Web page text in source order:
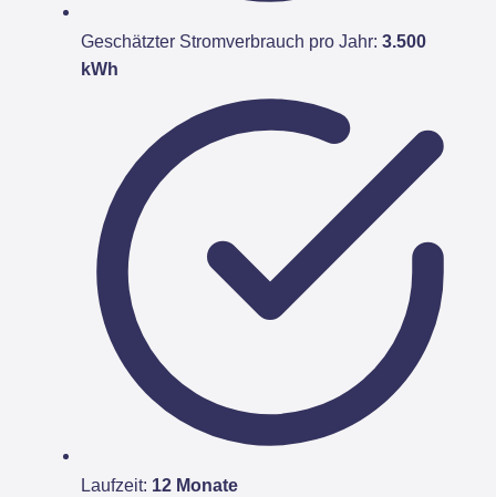
Geschätzter Stromverbrauch pro Jahr: 3.500
kWh
Laufzeit: 12 Monate